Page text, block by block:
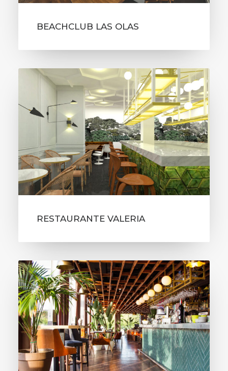
BEACHCLUB LAS OLAS
RESTAURANTE VALERIA